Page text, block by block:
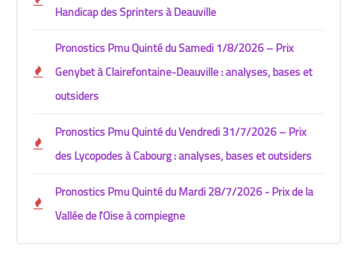
Handicap des Sprinters à Deauville
Pronostics Pmu Quinté du Samedi 1/8/2026 – Prix
Genybet à Clairefontaine-Deauville : analyses, bases et
outsiders
Pronostics Pmu Quinté du Vendredi 31/7/2026 – Prix
des Lycopodes à Cabourg : analyses, bases et outsiders
Pronostics Pmu Quinté du Mardi 28/7/2026 - Prix de la
Vallée de l'Oise à compiegne